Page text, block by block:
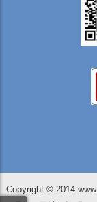
Copyright © 2014